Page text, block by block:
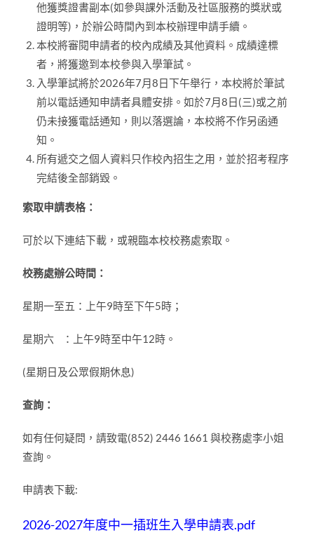
他獲獎證書副本(如參與課外活動及社區服務的獎狀或
證明等)，於辦公時間內到本校辦理申請手續。
本校將審閱申請者的校內成績及其他資料。成績達標
者，將獲邀到本校參與入學筆試。
入學筆試將於2026年7月8日下午舉行，本校將於筆試
前以電話通知申請者具體安排。如於7月8日(三)或之前
仍未接獲電話通知，則以落選論，本校將不作另函通
知。
所有遞交之個人資料只作校內招生之用，並於招考程序
完結後全部銷毀。
索取申請表格：
可於以下連結下載，或親臨本校校務處索取。
校務處辦公時間：
星期一至五：上午9時至下午5時；
星期六 ：上午9時至中午12時。
(星期日及公眾假期休息)
查詢：
如有任何疑問，請致電(852) 2446 1661 與校務處李小姐
查詢。
申請表下載:
2026-2027年度中一插班生入學申請表.pdf